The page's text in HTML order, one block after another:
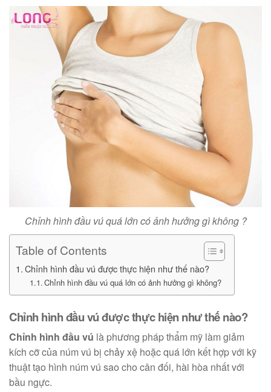
Chỉnh hình đầu vú quá lớn có ảnh hưởng gì không ?
Table of Contents
Chỉnh hình đầu vú được thực hiện như thế nào?
Chỉnh hình đầu vú quá lớn có ảnh hưởng gì không?
Chỉnh hình đầu vú được thực hiện như thế nào?
Chỉnh hình đầu vú là phương pháp thẩm mỹ làm giảm
kích cỡ của núm vú bị chảy xệ hoặc quá lớn kết hợp với kỹ
thuật tạo hình núm vú sao cho cân đối, hài hòa nhất với
bầu ngực.